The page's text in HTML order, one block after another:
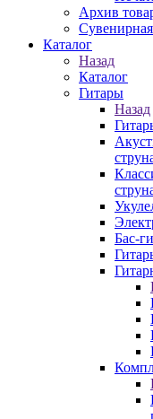
Архив
Каталог
Назад
Каталог
Гитары
Назад
Бас-